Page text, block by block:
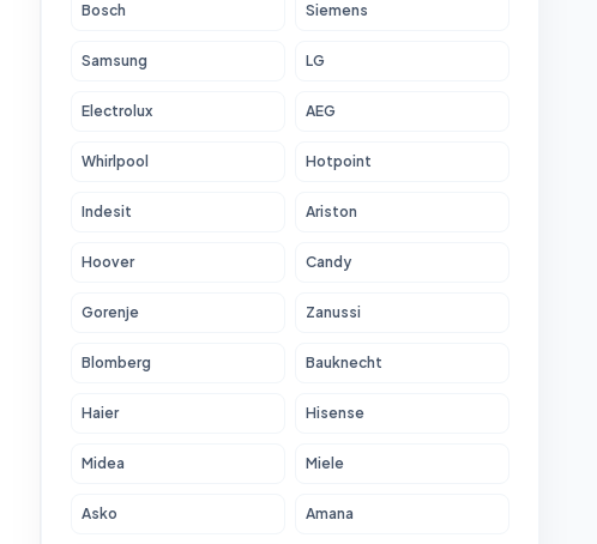
Bosch Siemens
Samsung LG
Electrolux AEG
Whirlpool Hotpoint
Indesit Ariston
Hoover Candy
Gorenje Zanussi
Blomberg Bauknecht
Haier Hisense
Midea Miele
Asko Amana